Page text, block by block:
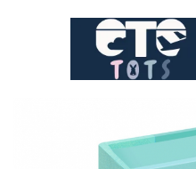
CĂRUCIOARE & SCAUNE AUTO
cărucioare U-GROW